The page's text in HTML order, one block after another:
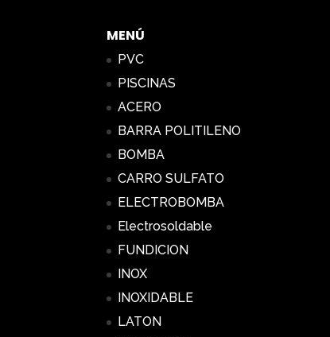
MENÚ
PVC
PISCINAS
ACERO
BARRA POLITILENO
BOMBA
CARRO SULFATO
ELECTROBOMBA
Electrosoldable
FUNDICION
INOX
INOXIDABLE
LATON